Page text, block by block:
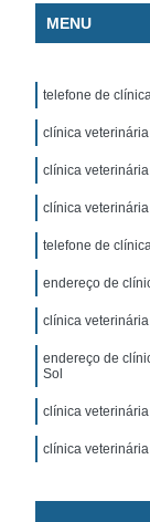
MENU
telefone de
clínica
clínica
clínica
telefone de
endereço de
clínica
endereço de
Sol
clínica
clínica